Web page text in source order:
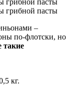
–
по-флотски, но
такие
кг.